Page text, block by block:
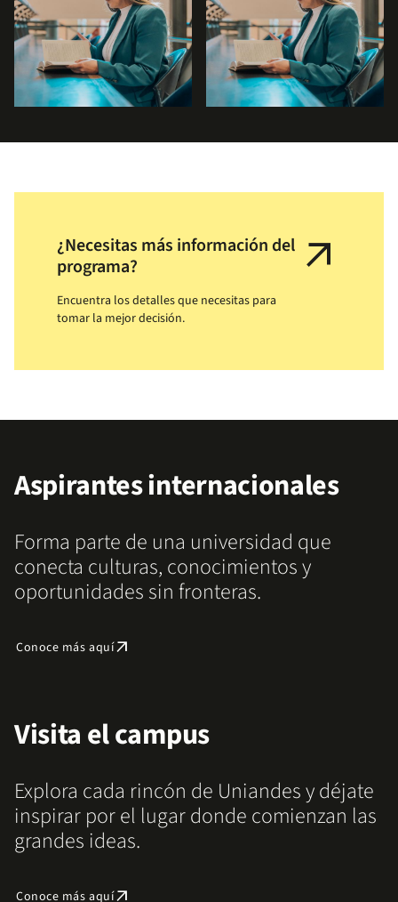
¿Necesitas más información del
programa?
Encuentra los detalles que necesitas para
tomar la mejor decisión.
arrow_outward
Aspirantes internacionales
Forma parte de una universidad que
conecta culturas, conocimientos y
oportunidades sin fronteras.
Conoce más aquíarrow_outward
Visita el campus
Explora cada rincón de Uniandes y déjate
inspirar por el lugar donde comienzan las
grandes ideas.
Conoce más aquíarrow_outward